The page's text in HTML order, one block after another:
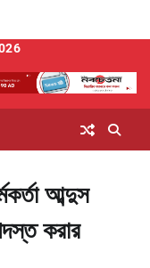
আব্দুস
করার